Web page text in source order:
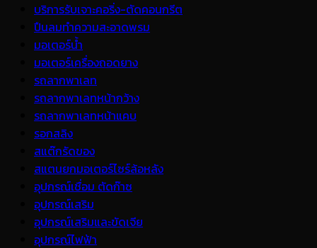
บริการรับเจาะคอริ่ง-ตัดคอนกรีต
ปืนลมทำความสะอาดพรม
มอเตอร์น้ำ
มอเตอร์เครื่องถอดยาง
รถลากพาเลท
รถลากพาเลทหน้ากว้าง
รถลากพาเลทหน้าแคบ
รอกสลิง
สแต๊กรัดของ
สแตนยกมอเตอร์ไซร์ล้อหลัง
อุปกรณ์เชื่อม ตัดก๊าซ
อุปกรณ์เสริม
อุปกรณ์เสริมและขัดเจีย
อุปกรณ์ไฟฟ้า